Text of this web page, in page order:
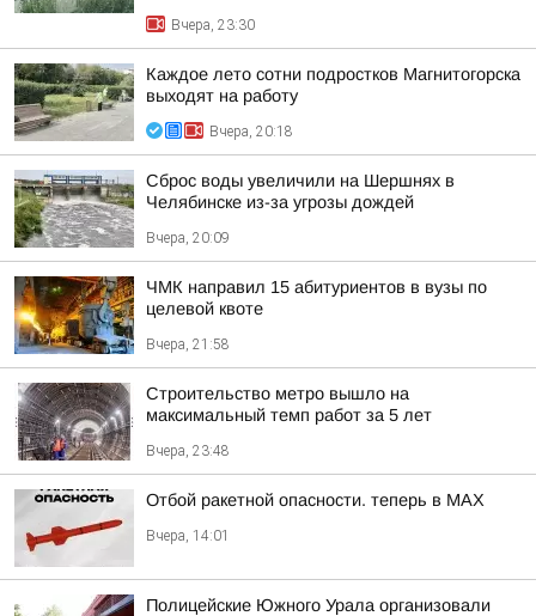
Вчера, 23:30
Каждое лето сотни подростков Магнитогорска
выходят на работу
Вчера, 20:18
Сброс воды увеличили на Шершнях в
Челябинске из-за угрозы дождей
Вчера, 20:09
ЧМК направил 15 абитуриентов в вузы по
целевой квоте
Вчера, 21:58
Строительство метро вышло на
максимальный темп работ за 5 лет
Вчера, 23:48
Отбой ракетной опасности. теперь в MAX
Вчера, 14:01
Полицейские Южного Урала организовали